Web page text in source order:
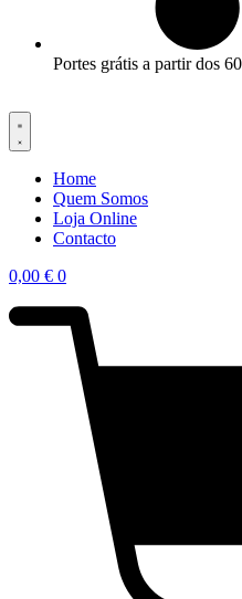
Portes grátis a partir dos
Home
Quem Somos
Loja Online
Contacto
0,00 € 0